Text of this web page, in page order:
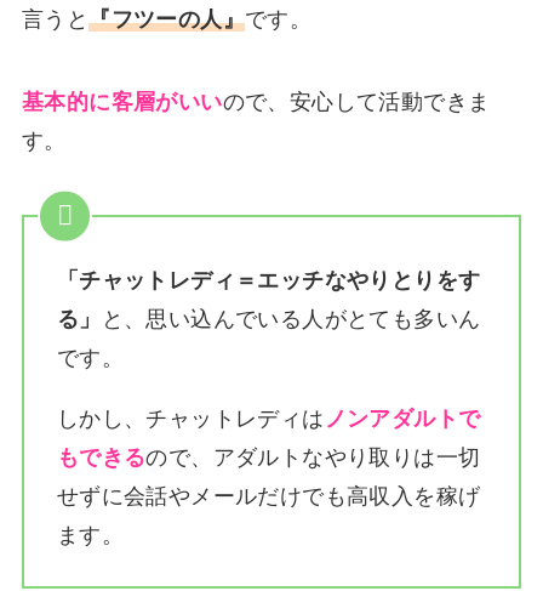
言うと『フツーの人』です。
基本的に客層がいいので、安心して活動できま
す。
「チャットレディ＝エッチなやりとりをす
る」
と、思い込んでいる人がとても多いん
です。
しかし、チャットレディは ノンアダルトで
もできるので、アダルトなやり取りは一切
せずに会話やメールだけでも高収入を稼げ
ます。